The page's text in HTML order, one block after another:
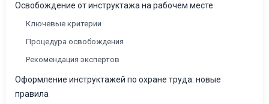
Освобождение от инструктажа на рабочем месте
Ключевые критерии
Процедура освобождения
Рекомендация экспертов
Оформление инструктажей по охране труда: новые
правила